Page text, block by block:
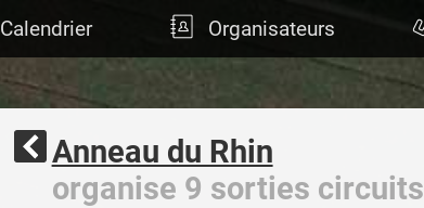
Calendrier Organisateurs
Anneau du Rhin
organise 9 sorties circuits